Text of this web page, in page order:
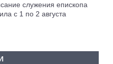
служения епископа
с 1 по 2 августа